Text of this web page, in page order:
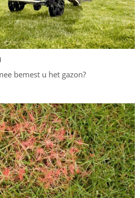
bemest u het gazon?